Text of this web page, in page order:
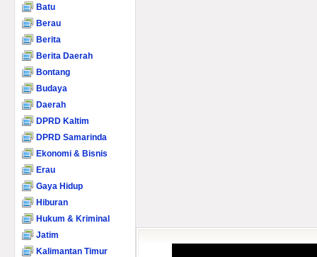
Batu
Berau
Berita
Berita Daerah
Bontang
Budaya
Daerah
DPRD Kaltim
DPRD Samarinda
Ekonomi & Bisnis
Erau
Gaya Hidup
Hiburan
Hukum & Kriminal
Jatim
Kalimantan Timur